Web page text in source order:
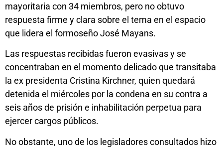
mayoritaria con 34 miembros, pero no obtuvo
respuesta firme y clara sobre el tema en el espacio
que lidera el formoseño José Mayans.
Las respuestas recibidas fueron evasivas y se
concentraban en el momento delicado que transitaba
la ex presidenta Cristina Kirchner, quien quedará
detenida el miércoles por la condena en su contra a
seis años de prisión e inhabilitación perpetua para
ejercer cargos públicos.
No obstante, uno de los legisladores consultados hizo